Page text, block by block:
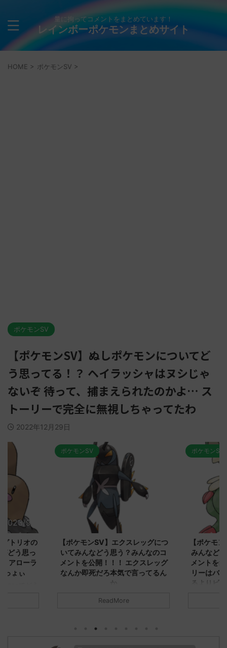
量に拘ってコメントをまとめています！
レインボーポケモンまとめサイト
HOME > ポケモンSV >
ポケモンSV
【ポケモンSV】ぬしポケモンについてど
う思ってる！？ ヘイラッシャはヌシじゃ
ないぞ 待って、捕まえられたのかよ… ス
トーリーで完全に無視しちゃってたわ
2022年12月29日
2023/9/8
トリオの
どう思っ
アローラ
っょぃ
ポケモンSV
【ポケモンSV】エクスレッグにつ
いてみんなどう思う？みんなのコ
メントを公開！！！ エクスレッグ
なんか即死だろ本気で言ってるん
か
う思ってる？ 初めの記事 元のス
ReadMore
ポケモンSV
【ポケモ
みんなど
メントを
リーはバ
るよりビ